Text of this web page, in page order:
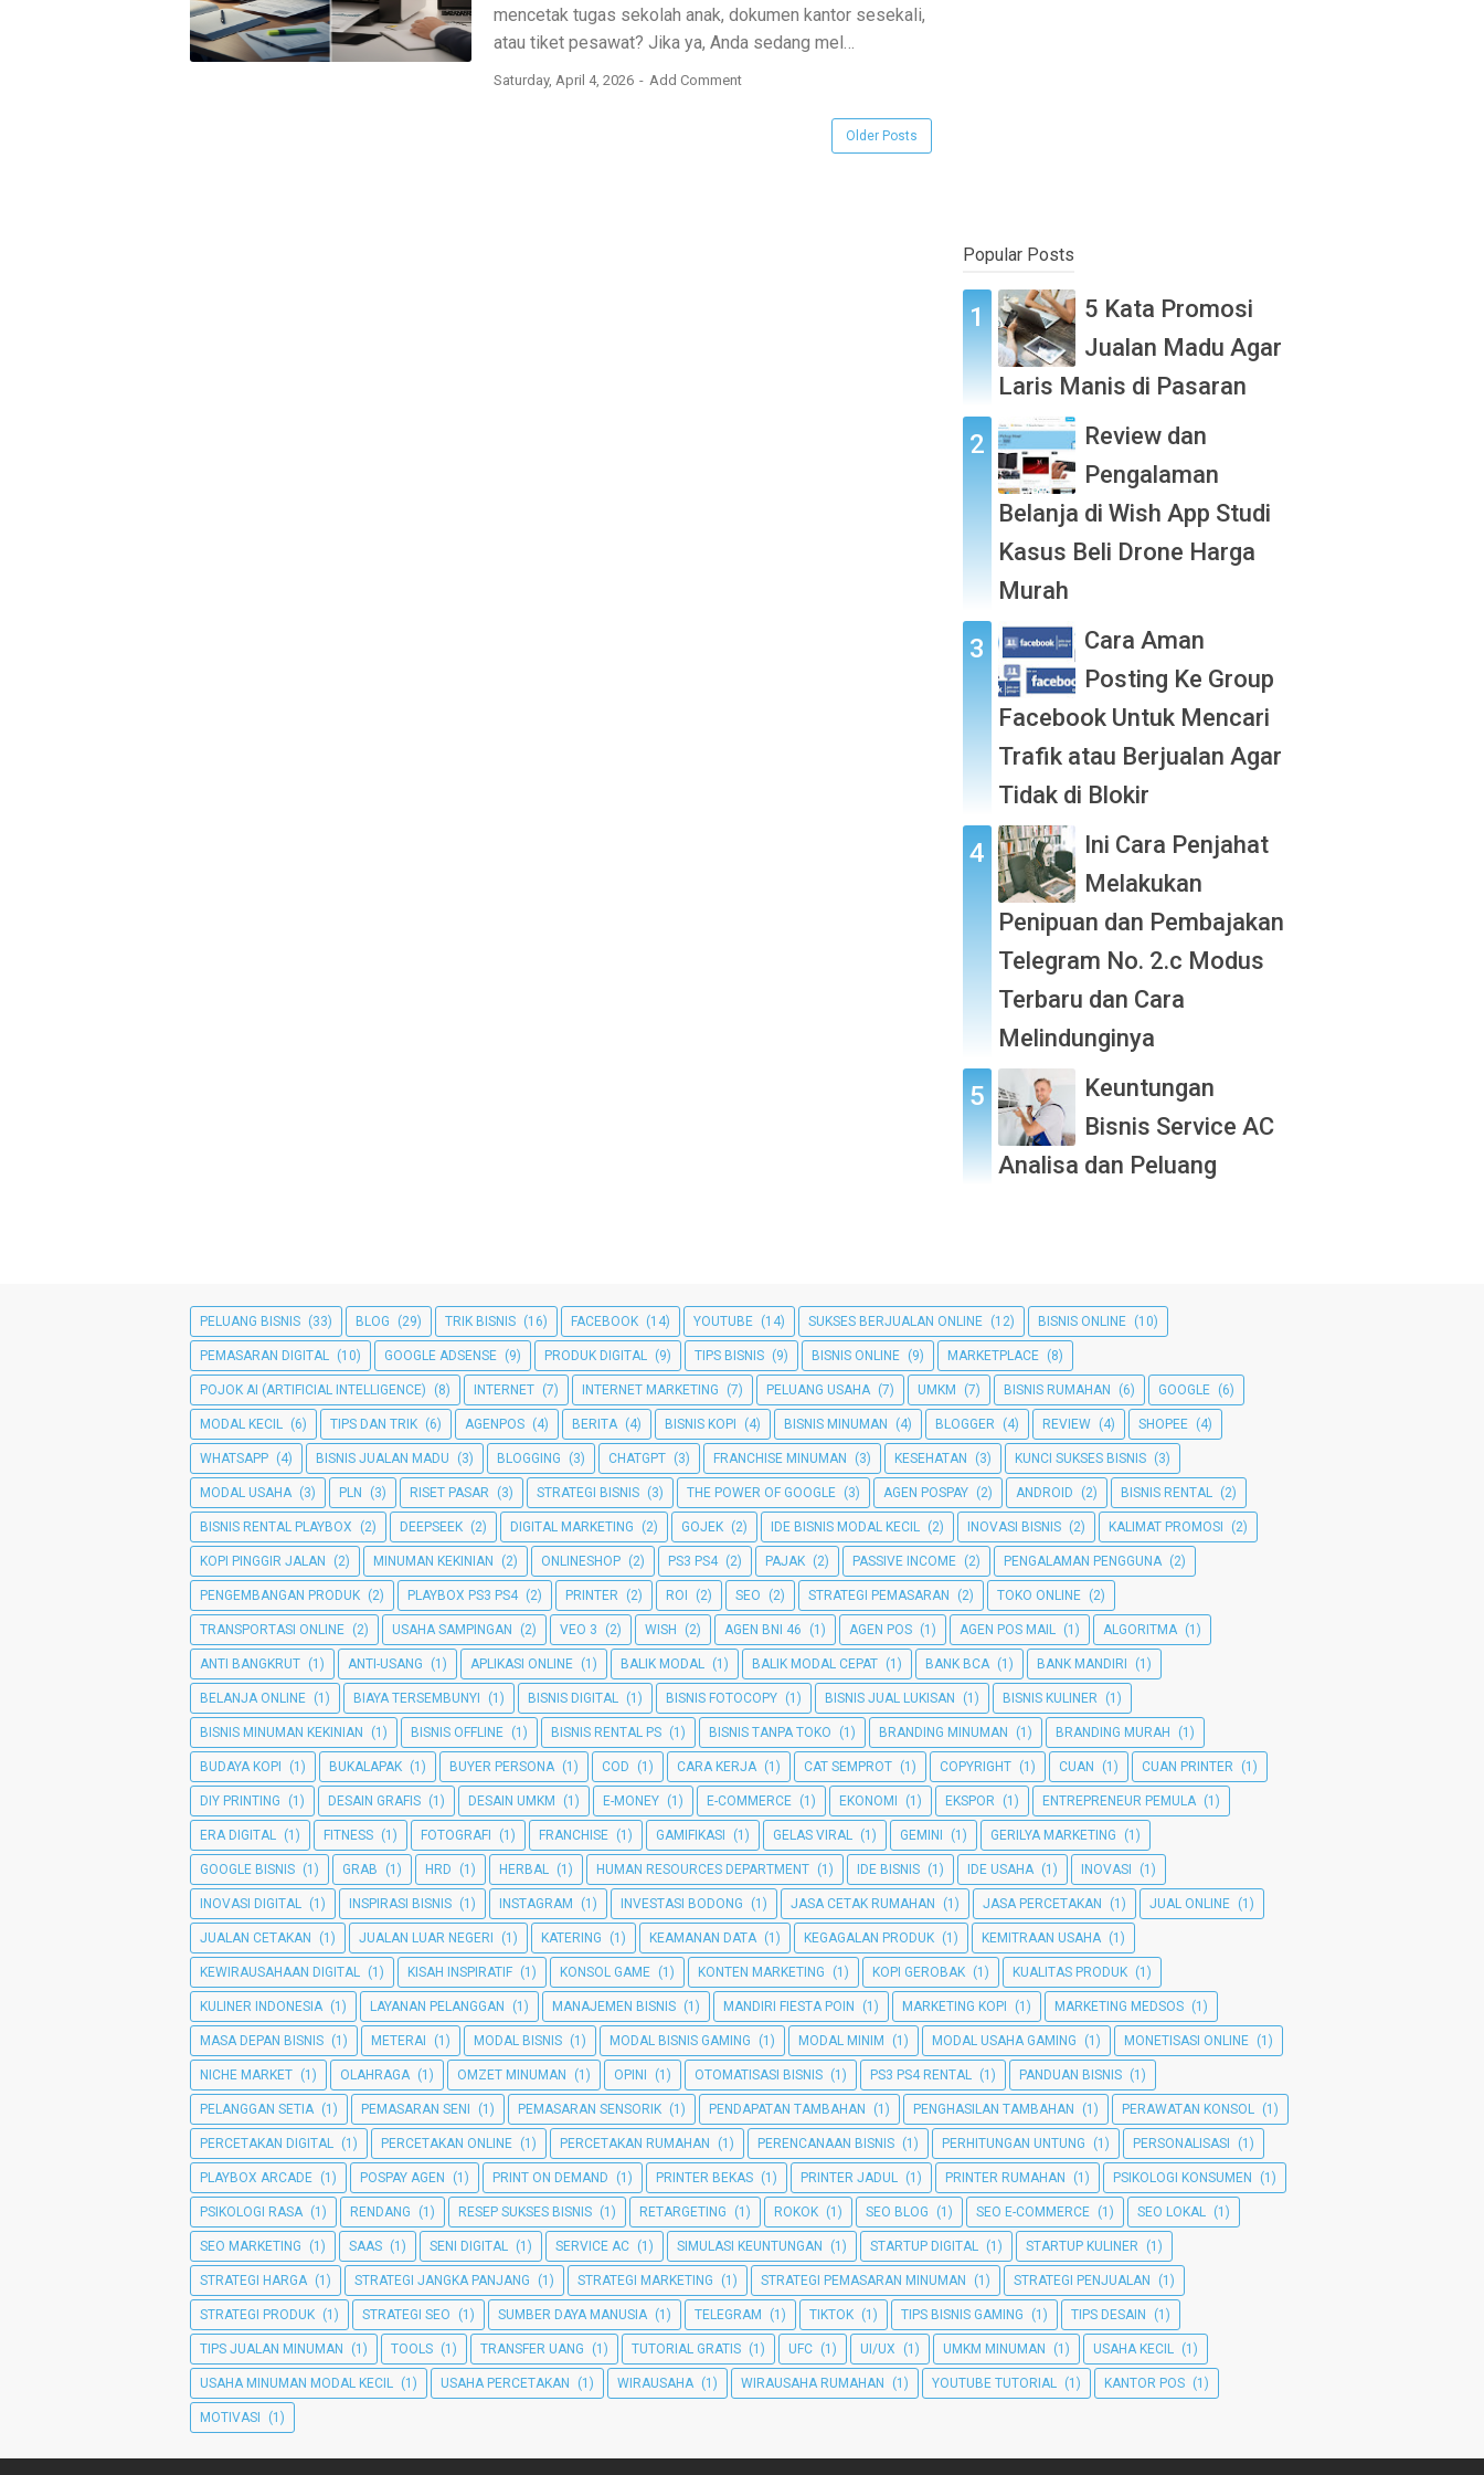
mencetak tugas sekolah anak, dokumen kantor sesekali,
atau tiket pesawat? Jika ya, Anda sedang mel…
Saturday, April 4, 2026 Add Comment
Older Posts
Popular Posts
5 Kata Promosi
Jualan Madu Agar
Laris Manis di Pasaran
Review dan
Pengalaman
Belanja di Wish App Studi
Kasus Beli Drone Harga
Murah
Cara Aman
Posting Ke Group
Facebook Untuk Mencari
Trafik atau Berjualan Agar
Tidak di Blokir
Ini Cara Penjahat
Melakukan
Penipuan dan Pembajakan
Telegram No. 2.c Modus
Terbaru dan Cara
Melindunginya
Keuntungan
Bisnis Service AC
Analisa dan Peluang
PELUANG BISNIS (33) BLOG (29) TRIK BISNIS (16) FACEBOOK (14) YOUTUBE (14) SUKSES BERJUALAN ONLINE (12) BISNIS ONLINE (10)
PEMASARAN DIGITAL (10) GOOGLE ADSENSE (9) PRODUK DIGITAL (9) TIPS BISNIS (9) BISNIS ONLINE (9) MARKETPLACE (8)
POJOK AI (ARTIFICIAL INTELLIGENCE) (8) INTERNET (7) INTERNET MARKETING (7) PELUANG USAHA (7) UMKM (7) BISNIS RUMAHAN (6) GOOGLE (6)
MODAL KECIL (6) TIPS DAN TRIK (6) AGENPOS (4) BERITA (4) BISNIS KOPI (4) BISNIS MINUMAN (4) BLOGGER (4) REVIEW (4) SHOPEE (4)
WHATSAPP (4) BISNIS JUALAN MADU (3) BLOGGING (3) CHATGPT (3) FRANCHISE MINUMAN (3) KESEHATAN (3) KUNCI SUKSES BISNIS (3)
MODAL USAHA (3) PLN (3) RISET PASAR (3) STRATEGI BISNIS (3) THE POWER OF GOOGLE (3) AGEN POSPAY (2) ANDROID (2) BISNIS RENTAL (2)
BISNIS RENTAL PLAYBOX (2) DEEPSEEK (2) DIGITAL MARKETING (2) GOJEK (2) IDE BISNIS MODAL KECIL (2) INOVASI BISNIS (2) KALIMAT PROMOSI (2)
KOPI PINGGIR JALAN (2) MINUMAN KEKINIAN (2) ONLINESHOP (2) PS3 PS4 (2) PAJAK (2) PASSIVE INCOME (2) PENGALAMAN PENGGUNA (2)
PENGEMBANGAN PRODUK (2) PLAYBOX PS3 PS4 (2) PRINTER (2) ROI (2) SEO (2) STRATEGI PEMASARAN (2) TOKO ONLINE (2)
TRANSPORTASI ONLINE (2) USAHA SAMPINGAN (2) VEO 3 (2) WISH (2) AGEN BNI 46 (1) AGEN POS (1) AGEN POS MAIL (1) ALGORITMA (1)
ANTI BANGKRUT (1) ANTI-USANG (1) APLIKASI ONLINE (1) BALIK MODAL (1) BALIK MODAL CEPAT (1) BANK BCA (1) BANK MANDIRI (1)
BELANJA ONLINE (1) BIAYA TERSEMBUNYI (1) BISNIS DIGITAL (1) BISNIS FOTOCOPY (1) BISNIS JUAL LUKISAN (1) BISNIS KULINER (1)
BISNIS MINUMAN KEKINIAN (1) BISNIS OFFLINE (1) BISNIS RENTAL PS (1) BISNIS TANPA TOKO (1) BRANDING MINUMAN (1) BRANDING MURAH (1)
BUDAYA KOPI (1) BUKALAPAK (1) BUYER PERSONA (1) COD (1) CARA KERJA (1) CAT SEMPROT (1) COPYRIGHT (1) CUAN (1) CUAN PRINTER (1)
DIY PRINTING (1) DESAIN GRAFIS (1) DESAIN UMKM (1) E-MONEY (1) E-COMMERCE (1) EKONOMI (1) EKSPOR (1) ENTREPRENEUR PEMULA (1)
ERA DIGITAL (1) FITNESS (1) FOTOGRAFI (1) FRANCHISE (1) GAMIFIKASI (1) GELAS VIRAL (1) GEMINI (1) GERILYA MARKETING (1)
GOOGLE BISNIS (1) GRAB (1) HRD (1) HERBAL (1) HUMAN RESOURCES DEPARTMENT (1) IDE BISNIS (1) IDE USAHA (1) INOVASI (1)
INOVASI DIGITAL (1) INSPIRASI BISNIS (1) INSTAGRAM (1) INVESTASI BODONG (1) JASA CETAK RUMAHAN (1) JASA PERCETAKAN (1) JUAL ONLINE (1)
JUALAN CETAKAN (1) JUALAN LUAR NEGERI (1) KATERING (1) KEAMANAN DATA (1) KEGAGALAN PRODUK (1) KEMITRAAN USAHA (1)
KEWIRAUSAHAAN DIGITAL (1) KISAH INSPIRATIF (1) KONSOL GAME (1) KONTEN MARKETING (1) KOPI GEROBAK (1) KUALITAS PRODUK (1)
KULINER INDONESIA (1) LAYANAN PELANGGAN (1) MANAJEMEN BISNIS (1) MANDIRI FIESTA POIN (1) MARKETING KOPI (1) MARKETING MEDSOS (1)
MASA DEPAN BISNIS (1) METERAI (1) MODAL BISNIS (1) MODAL BISNIS GAMING (1) MODAL MINIM (1) MODAL USAHA GAMING (1) MONETISASI ONLINE (1)
NICHE MARKET (1) OLAHRAGA (1) OMZET MINUMAN (1) OPINI (1) OTOMATISASI BISNIS (1) PS3 PS4 RENTAL (1) PANDUAN BISNIS (1)
PELANGGAN SETIA (1) PEMASARAN SENI (1) PEMASARAN SENSORIK (1) PENDAPATAN TAMBAHAN (1) PENGHASILAN TAMBAHAN (1) PERAWATAN KONSOL (1)
PERCETAKAN DIGITAL (1) PERCETAKAN ONLINE (1) PERCETAKAN RUMAHAN (1) PERENCANAAN BISNIS (1) PERHITUNGAN UNTUNG (1) PERSONALISASI (1)
PLAYBOX ARCADE (1) POSPAY AGEN (1) PRINT ON DEMAND (1) PRINTER BEKAS (1) PRINTER JADUL (1) PRINTER RUMAHAN (1) PSIKOLOGI KONSUMEN (1)
PSIKOLOGI RASA (1) RENDANG (1) RESEP SUKSES BISNIS (1) RETARGETING (1) ROKOK (1) SEO BLOG (1) SEO E-COMMERCE (1) SEO LOKAL (1)
SEO MARKETING (1) SAAS (1) SENI DIGITAL (1) SERVICE AC (1) SIMULASI KEUNTUNGAN (1) STARTUP DIGITAL (1) STARTUP KULINER (1)
STRATEGI HARGA (1) STRATEGI JANGKA PANJANG (1) STRATEGI MARKETING (1) STRATEGI PEMASARAN MINUMAN (1) STRATEGI PENJUALAN (1)
STRATEGI PRODUK (1) STRATEGI SEO (1) SUMBER DAYA MANUSIA (1) TELEGRAM (1) TIKTOK (1) TIPS BISNIS GAMING (1) TIPS DESAIN (1)
TIPS JUALAN MINUMAN (1) TOOLS (1) TRANSFER UANG (1) TUTORIAL GRATIS (1) UFC (1) UI/UX (1) UMKM MINUMAN (1) USAHA KECIL (1)
USAHA MINUMAN MODAL KECIL (1) USAHA PERCETAKAN (1) WIRAUSAHA (1) WIRAUSAHA RUMAHAN (1) YOUTUBE TUTORIAL (1) KANTOR POS (1)
MOTIVASI (1)